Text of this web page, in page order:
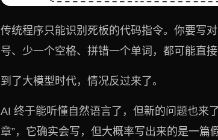
传统程序只能识别死板的代码指令。你要写
号、少一个空格、拼错一个单词，都可能直接
到了大模型时代，情况反过来了。
AI 终于能听懂自然语言了，但新的问题也来
章”，它确实会写，但大概率写出来的是一